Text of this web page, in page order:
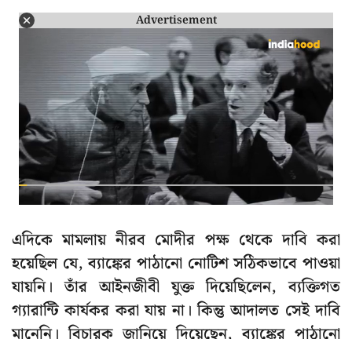
Advertisement
এদিকে মামলায় নীরব মোদীর পক্ষ থেকে দাবি করা
হয়েছিল যে, ব্যাঙ্কের পাঠানো নোটিশ সঠিকভাবে পাওয়া
যায়নি। তাঁর আইনজীবী যুক্ত দিয়েছিলেন, ব্যক্তিগত
গ্যারান্টি কার্যকর করা যায় না। কিন্তু আদালত সেই দাবি